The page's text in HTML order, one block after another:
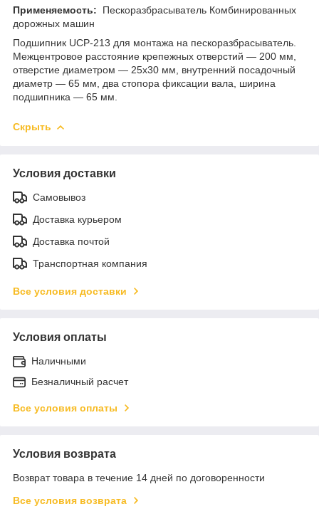
Применяемость:
Пескоразбрасыватель Комбинированных
дорожных машин
Подшипник UCP-213 для монтажа на пескоразбрасыватель.
Межцентровое расстояние крепежных отверстий — 200 мм,
отверстие диаметром — 25х30 мм, внутренний посадочный
диаметр — 65 мм, два стопора фиксации вала, ширина
подшипника — 65 мм.
Скрыть
Условия доставки
Самовывоз
Доставка курьером
Доставка почтой
Транспортная компания
Все условия доставки
Условия оплаты
Наличными
Безналичный расчет
Все условия оплаты
Условия возврата
Возврат товара в течение 14 дней по договоренности
Все условия возврата